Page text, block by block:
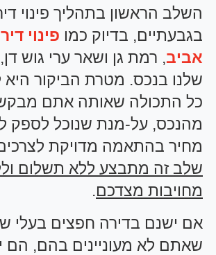
השלב הראשון בתהליך פינוי
בגבעתיים, בדיוק כמו פינוי
אביב, רמת גן ושאר ערי גוש
שלנו בנכס. מטרת הביקור
כל התכולה שאותה אתם
מהנכס, על-מנת שנוכל לספק
מחיר בהתאמה מדויקת
שלב זה מתבצע ללא תשלום
מחויבות מצדכם.
אם ישנם בדירה חפצים בעלי
שאתם לא מעוניינים בהם, הם